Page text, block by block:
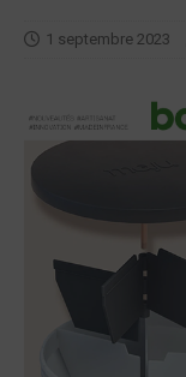
1 septembre 2023